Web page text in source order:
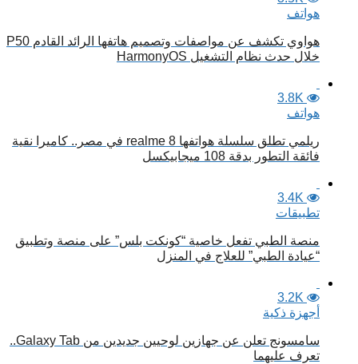
هواتف
هواوي تكشف عن مواصفات وتصميم هاتفها الرائد القادم P50
خلال حدث نظام التشغيل HarmonyOS
3.8K
هواتف
ريلمي تطلق سلسلة هواتفها realme 8 في مصر.. كاميرا نقية
فائقة التطور بدقة 108 ميجابيكسل
3.4K
تطبيقات
منصة الطبي تفعل خاصية “كونكت بلس” على منصة وتطبيق
“عيادة الطبي” للعلاج في المنزل
3.2K
أجهزة ذكية
سامسونج تعلن عن جهازين لوحيين جديدين من Galaxy Tab..
تعرف عليهما